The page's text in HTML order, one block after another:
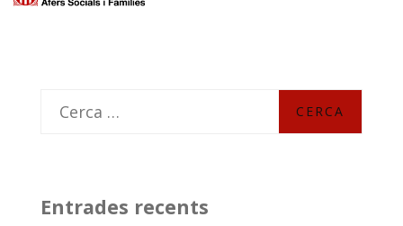
c
Entrades recents